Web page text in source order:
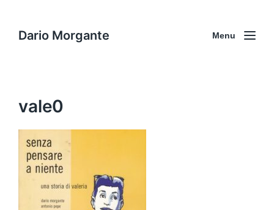
Dario Morgante Menu
vale0